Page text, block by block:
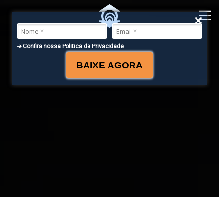
➔ Confira nossa Politica de Privacidade
BAIXE AGORA
Pular para o Conteúdo principal